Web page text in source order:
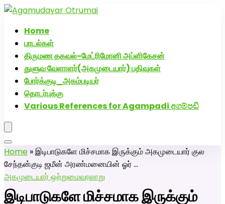
Home
பாடல்கள்
திருமண தகவல்-மேட்ரிமோனி அப்ளிகேசன்
துளுவ வேளாளர்(அகமுடையார்) பதிவுகள்
போர்க்குடி_அகம்படியர்
தொடர்புக்கு
Various References for Agampadi අගම්පඩි
Home »இடிபாடுகளே மிச்சமாக இருக்கும் அகமுடையார் குல
சேந்தன்குடி ஜமீன் அரண்மனையின் ஓர் …
அகமுடையார் ஒற்றுமைவரலாறு
இடிபாடுகளே மிச்சமாக இருக்கும்
அகமுடையார் திருமண வரன்களுக்கு அகமுடையார்மேட்ரி-பெண்